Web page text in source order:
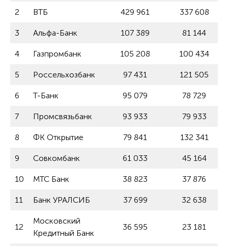
2 ВТБ 429 961 337 608
3 Альфа-Банк 107 389 81 144
4 Газпромбанк 105 208 100 434
5 Россельхозбанк 97 431 121 505
6 Т-Банк 95 079 78 729
7 Промсвязьбанк 93 933 79 933
8 ФК Открытие 79 841 132 341
9 Совкомбанк 61 033 45 164
10 МТС Банк 38 823 37 876
11 Банк УРАЛСИБ 37 699 32 638
12
Московский
Кредитный Банк
36 595 23 181